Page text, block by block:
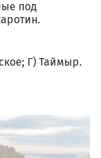
под
Г) Таймыр.